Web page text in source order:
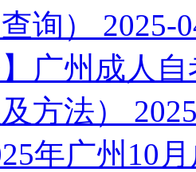
询）
2025-
】广州成人
方法）
年广州10